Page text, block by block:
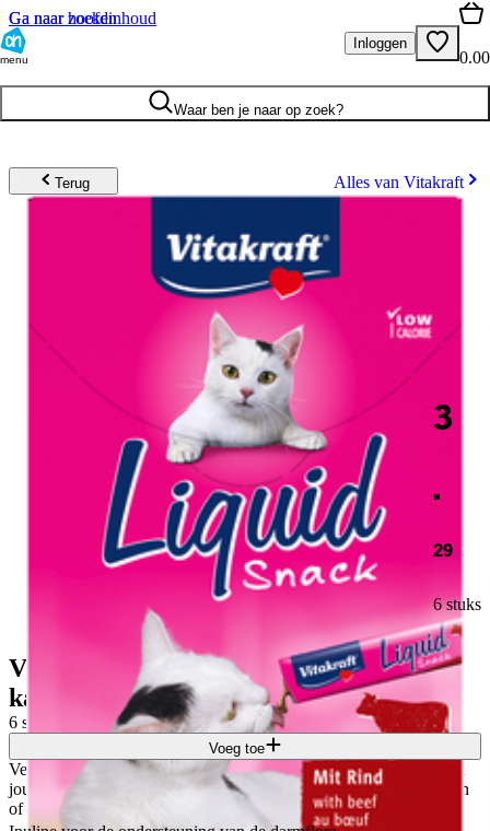
Ga naar hoofdinhoud
Ga naar zoeken
menu
Inloggen
0.00
Waar ben je naar op zoek?
Terug Alles van Vitakraft
3
.
29
6 stuks
Vitakraft Liquid Snack rund &
kattengras 6 st
6 stuks
Voeg toe
Verwen jouw kat met de liquid snack, heerlijk over de brokjes van
jouw lieve kat, maar ook erg leuk om gewoon uit de hand te geven
of als het warm weer is in te vriezen als ijsje. Dat wordt smullen!